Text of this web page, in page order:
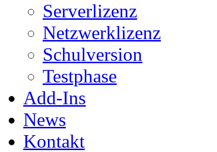
Serverlizenz
Netzwerklizenz
Schulversion
Testphase
Add-Ins
News
Kontakt